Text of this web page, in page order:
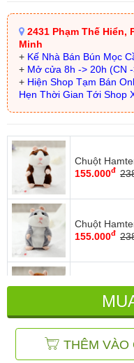
2431 Phạm Thế Hiển,
Minh
+ Kế Nhà Bán Bún Mọc
+ Mở cửa 8h -> 20h (CN
+ Hiện Shop Tạm Bán
Hẹn Thời Gian Tới Shop
Chuột
155.000đ
Chuột
155.000đ
Chuột
155.000đ
THÊM VÀO